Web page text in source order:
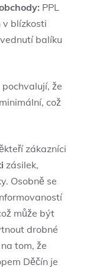
PPL
v blízkosti
balíku
že
což
zákazníci
zásilek,
Osobně se
může být
drobné
tom, že
Děčín je